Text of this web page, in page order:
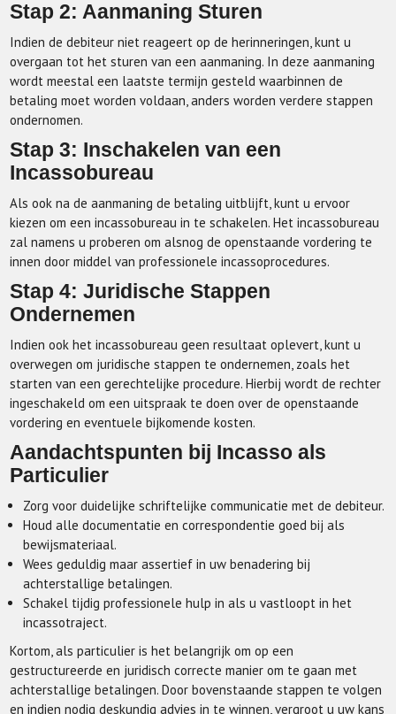
Stap 2: Aanmaning Sturen
Indien de debiteur niet reageert op de herinneringen, kunt u
overgaan tot het sturen van een aanmaning. In deze aanmaning
wordt meestal een laatste termijn gesteld waarbinnen de
betaling moet worden voldaan, anders worden verdere stappen
ondernomen.
Stap 3: Inschakelen van een
Incassobureau
Als ook na de aanmaning de betaling uitblijft, kunt u ervoor
kiezen om een incassobureau in te schakelen. Het incassobureau
zal namens u proberen om alsnog de openstaande vordering te
innen door middel van professionele incassoprocedures.
Stap 4: Juridische Stappen
Ondernemen
Indien ook het incassobureau geen resultaat oplevert, kunt u
overwegen om juridische stappen te ondernemen, zoals het
starten van een gerechtelijke procedure. Hierbij wordt de rechter
ingeschakeld om een uitspraak te doen over de openstaande
vordering en eventuele bijkomende kosten.
Aandachtspunten bij Incasso als
Particulier
Zorg voor duidelijke schriftelijke communicatie met de debiteur.
Houd alle documentatie en correspondentie goed bij als
bewijsmateriaal.
Wees geduldig maar assertief in uw benadering bij
achterstallige betalingen.
Schakel tijdig professionele hulp in als u vastloopt in het
incassotraject.
Kortom, als particulier is het belangrijk om op een
gestructureerde en juridisch correcte manier om te gaan met
achterstallige betalingen. Door bovenstaande stappen te volgen
en indien nodig deskundig advies in te winnen, vergroot u uw kans